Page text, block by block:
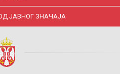
ЈАВНОГ ЗНАЧАЈА